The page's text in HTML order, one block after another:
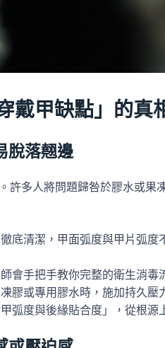
戴甲缺點」的真
脫落翹邊
許多人將問題歸咎於膠水或果
底清潔，甲面弧度與甲片弧
會手把手教你完整的衛生消
膠或專用膠水時，施加持久壓
弧度與後緣貼合度」，從根源